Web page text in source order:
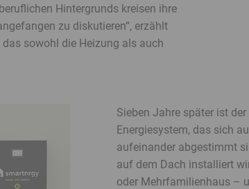
Hintergrunds kreisen ihre
zu diskutieren“, erzählt
sowohl die Heizung als auch
Sieben Jahre später ist
Energiesystem, das sich
aufeinander abgestimmt
auf dem Dach installiert
oder Mehrfamilienhaus –